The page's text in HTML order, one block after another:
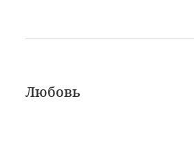
Любовь